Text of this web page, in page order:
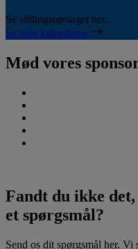
Se stillingsopslaget her...
Se hele kalenderen
Mød vores
Fandt du ikke
et spørgsmål?
Send os dit spørgsmål her.